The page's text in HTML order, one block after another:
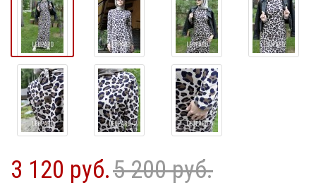
3 120 руб.5 200 руб.